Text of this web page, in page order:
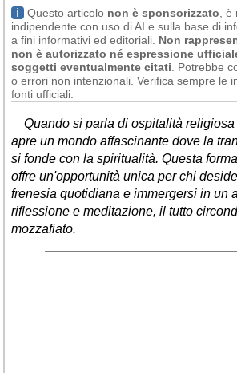
ℹ Questo articolo non è sponsorizzato ,
indipendente con uso di AI e sulla base di
a fini informativi ed editoriali. Non
non è autorizzato né espressione
soggetti eventualmente citati . Potrebbe
o errori non intenzionali. Verifica sempre le
fonti ufficiali.
Quando si parla di ospitalità
apre un mondo affascinante dove la
si fonde con la spiritualità. Questa
offre un'opportunità unica per chi
frenesia quotidiana e immergersi in un
riflessione e meditazione, il tutto
mozzafiato.
Molise (38)
Piemonte(117)
Puglia(786)
Sardegna
Sicilia(821)
Toscana(448)
Trentino - Alto Adige
(139)
Umbria(103)